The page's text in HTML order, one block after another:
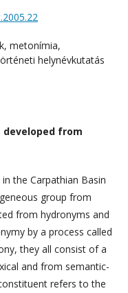
metonímia,
helynévkutatás
from
the Carpathian Basin
group from
from hydronyms and
by a process called
they all consist of a
and from semantic-
refers to the